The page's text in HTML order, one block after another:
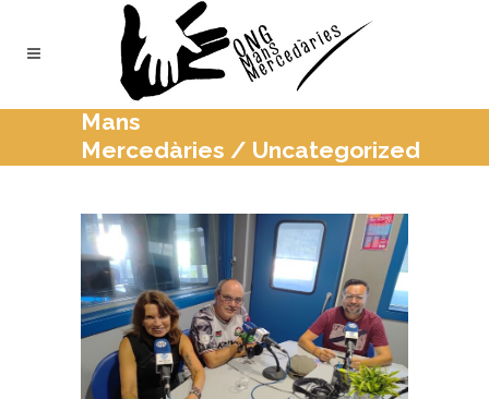
Mans
Mercedàries / Uncategorized